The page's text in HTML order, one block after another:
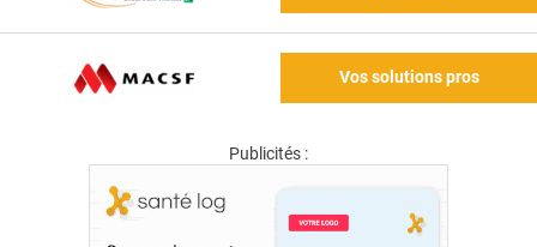
Vos solutions pros
Publicités :